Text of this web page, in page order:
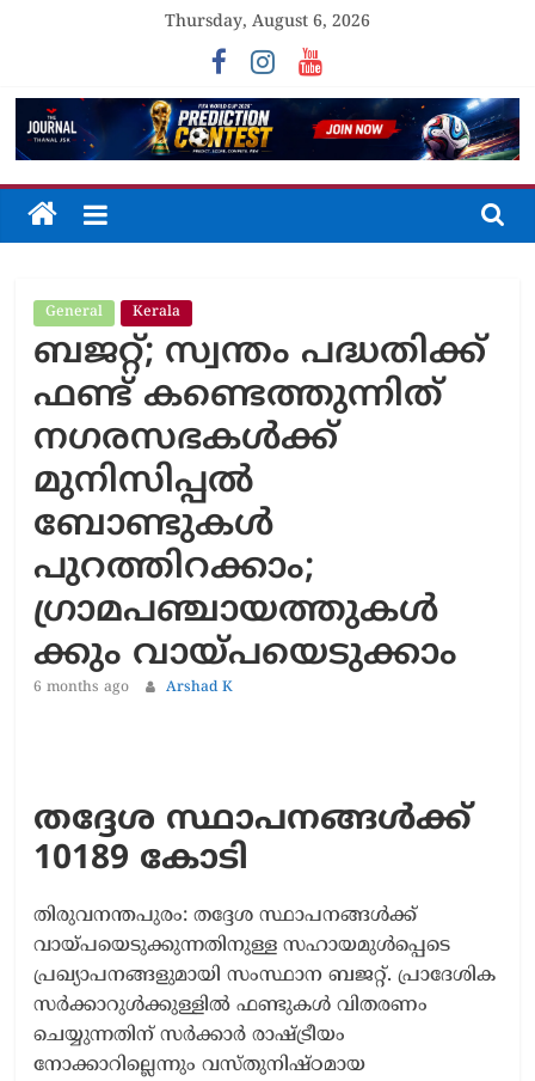
Thursday, August 6, 2026
The
Unfolding
The
General Kerala
ബജറ്റ്; സ്വന്തം പദ്ധതിക്ക്
ഫണ്ട് കണ്ടെത്തുന്നിത്
നഗരസഭകൾക്ക്
മുനിസിപ്പൽ
ബോണ്ടുകൾ
പുറത്തിറക്കാം;
ഗ്രാമപഞ്ചായത്തുകൾ
ക്കും വായ്പയെടുക്കാം
6 months ago Arshad K
ത​ദ്ദേശ സ്ഥാപനങ്ങൾക്ക്
10189 കോടി
തിരുവനന്തപുരം: ത​ദ്ദേശ സ്ഥാപനങ്ങൾക്ക്
വായ്പയെടുക്കുന്നതിനുള്ള സഹായമുൾപ്പെടെ
പ്രഖ്യാപനങ്ങളുമായി സംസ്ഥാന ബജറ്റ്. പ്രാദേശിക
സർക്കാറുൾക്കുള്ളിൽ ഫണ്ടുകൾ വിതരണം
ചെയ്യുന്നതിന് സർക്കാർ രാഷ്ട്രീയം
നോക്കാറില്ലെന്നും വസ്തുനിഷ്ഠമായ